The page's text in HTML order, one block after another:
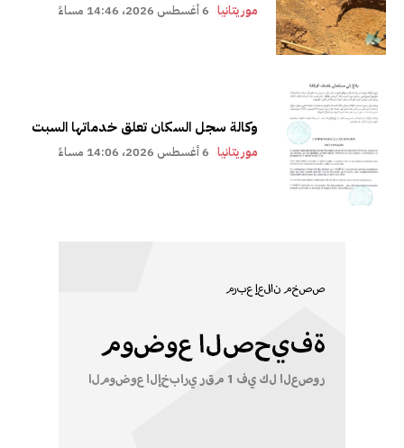
موريتانيا 6 أغسطس 2026، 14:46 مساءً
وكالة سجل السكان تعلق خدماتها السبت
موريتانيا 6 أغسطس 2026، 14:06 مساءً